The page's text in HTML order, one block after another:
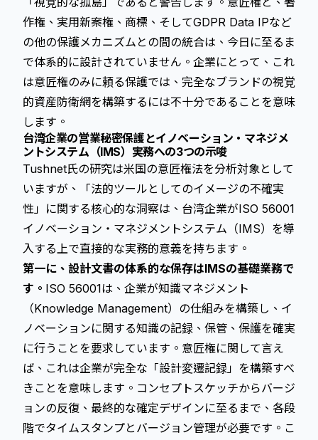
作権、実用新案権、商標、そしてGDPR Data IPなど
の他の保護メカニズムとの間の統合は、今日に至るま
で体系的に設計されていません。企業にとって、これ
は意匠権のみに頼る保護では、完全なブランドの視覚
的資産防衛網を構築するには不十分であることを意味
します。
台湾企業の営業秘密保護とイノベーション・マネジメ
ントシステム（IMS）実務への3つの示唆
Tushnet氏の研究は米国の意匠権法を分析対象として
いますが、「法的ツールとしてのイメージの不確実
性」に関する核心的な洞察は、台湾企業がISO 56001
イノベーション・マネジメントシステム（IMS）を導
入する上で直接的な実務的意義を持ちます。
第一に、設計文書の体系的な保存はIMSの基礎業務で
す。 ISO 56001は、企業が知識マネジメント
（Knowledge Management）の仕組みを構築し、イ
ノベーションに関する知識の記録、保管、保護を確実
に行うことを要求しています。意匠権に関して言え
ば、これは企業が完全な「設計変遷記録」を構築すべ
きことを意味します。コンセプトスケッチからバージ
ョンの反復、最終的な確定デザインに至るまで、各段
階でタイムスタンプとバージョン管理が必要です。こ